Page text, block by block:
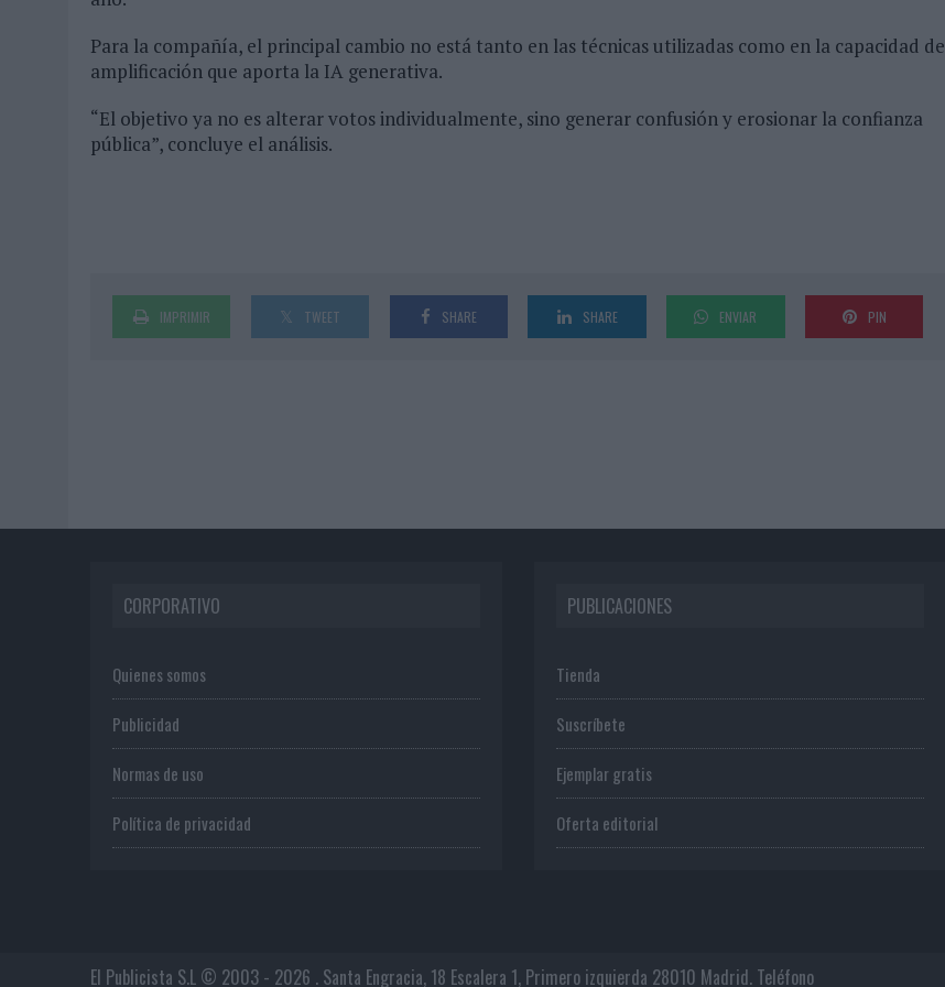
Para la compañía, el principal cambio no está tanto en las técnicas utilizadas como en la capacidad de
amplificación que aporta la IA generativa.
“El objetivo ya no es alterar votos individualmente, sino generar confusión y erosionar la confianza
pública”, concluye el análisis.
IMPRIMIR TWEET SHARE SHARE ENVIAR PIN
CORPORATIVO
Quienes somos
Publicidad
Normas de uso
Política de privacidad
PUBLICACIONES
Tienda
Suscríbete
Ejemplar gratis
Oferta editorial
El Publicista S.L © 2003 - 2026 . Santa Engracia, 18 Escalera 1, Primero izquierda 28010 Madrid. Teléfono